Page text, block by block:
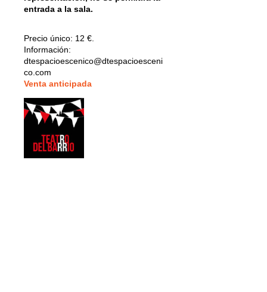
entrada a la sala.
Precio único: 12 €.
Información:
dtespacioescenico@dtespacioesceni
co.com
Venta anticipada